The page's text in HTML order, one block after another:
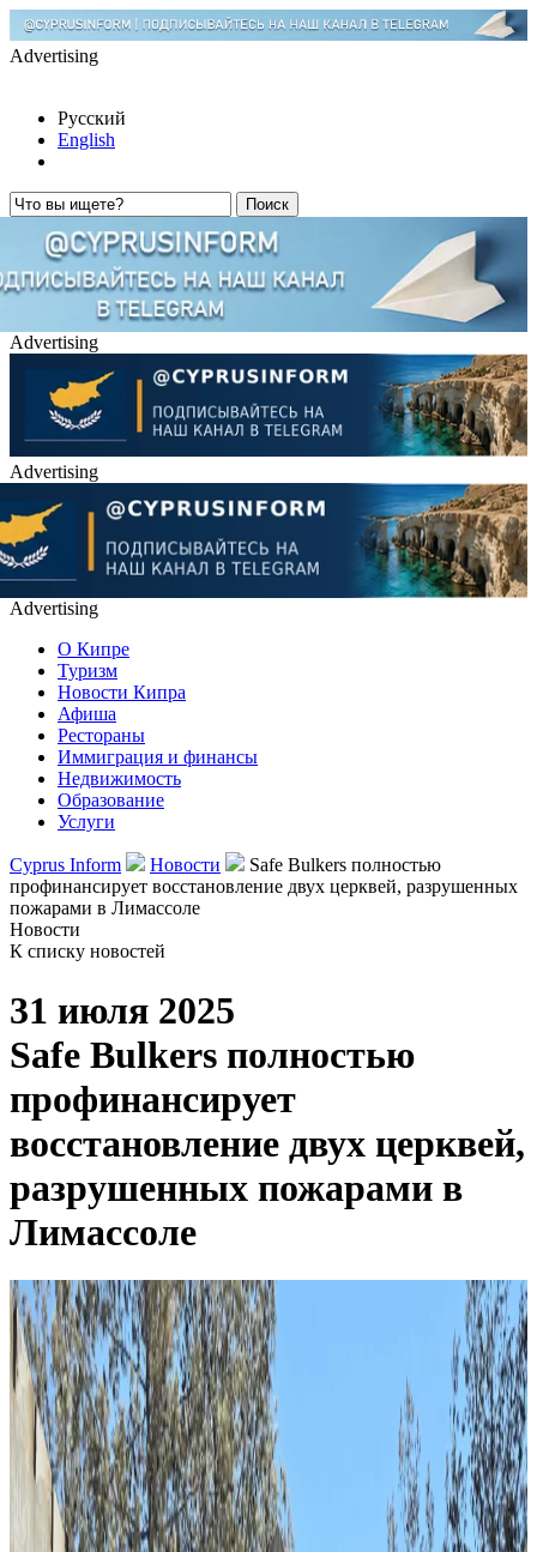
Advertising
Русский
English
Advertising
Advertising
Advertising
О Кипре
Туризм
Новости Кипра
Афиша
Рестораны
Иммиграция и финансы
Недвижимость
Образование
Услуги
Cyprus Inform Новости
Safe Bulkers полностью
профинансирует восстановление двух церквей, разрушенных
пожарами в Лимассоле
Новости
К списку новостей
31 июля 2025
Safe Bulkers полностью
профинансирует
восстановление двух церквей,
разрушенных пожарами в
Лимассоле